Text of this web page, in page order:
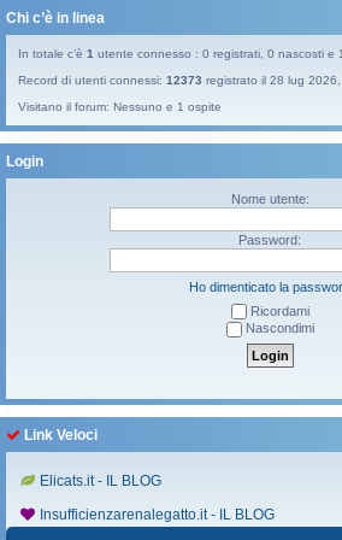
Chi c’è in linea
In totale c’è 1 utente connesso : 0 registrati, 0 nascosti e
Record di utenti connessi: 12373 registrato il 28 lug
Visitano il forum: Nessuno e 1 ospite
Login
Nome utente:
Password:
Ho dimenticato la
Ricordami
Nascondimi
Link Veloci
Elicats.it - IL BLOG
Insufficienzarenalegatto.it - IL BLOG